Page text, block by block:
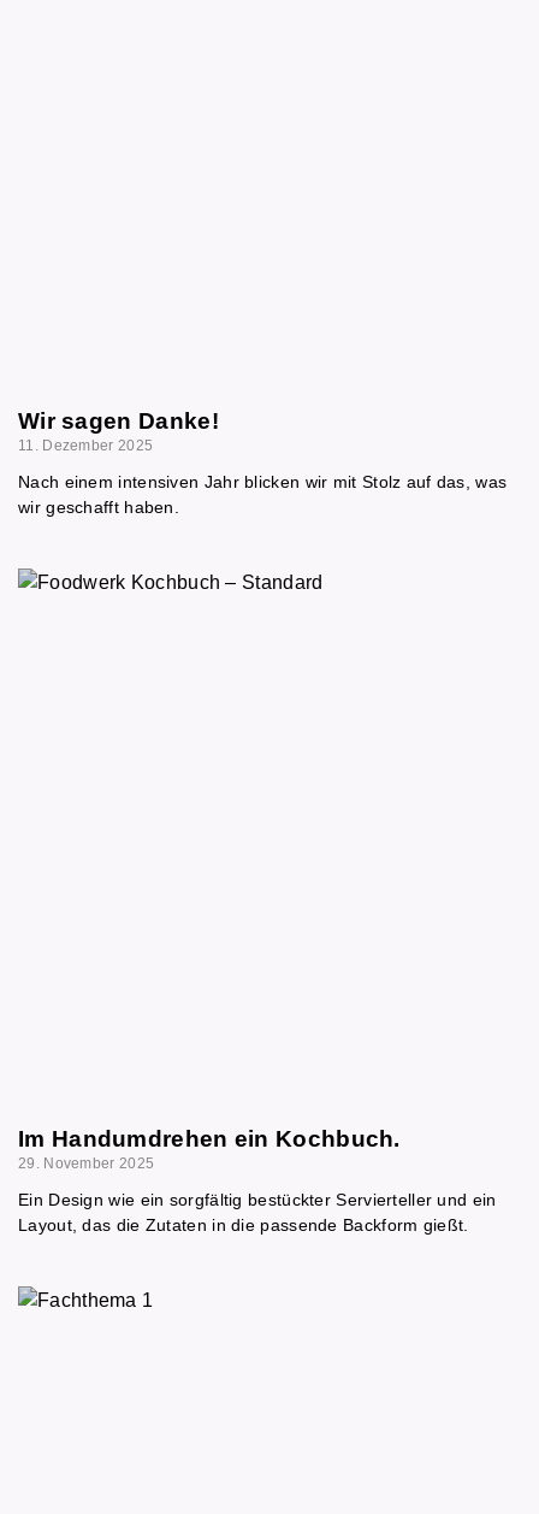
Wir sagen Danke!
11. Dezember 2025
Nach einem intensiven Jahr blicken wir mit Stolz auf das, was
wir geschafft haben.
Im Handumdrehen ein Kochbuch.
29. November 2025
Ein Design wie ein sorgfältig bestückter Servierteller und ein
Layout, das die Zutaten in die passende Backform gießt.